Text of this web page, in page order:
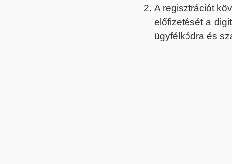
A regisztrációt
előfizetését a
ügyfélkódra és